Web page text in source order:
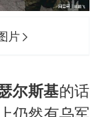
片
尔斯基的话
仍然有乌军